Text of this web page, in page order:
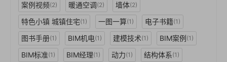
案例视频(2) 暖通空调(2) 墙体(2)
特色小镇 城镇住宅(1) 一图一算(1) 电子书籍(1)
图书手册(1) BIM机电(1) 建模技术(1) BIM案例(1)
BIM标准(1) BIM经理(1) 动力(1) 结构体系(1)